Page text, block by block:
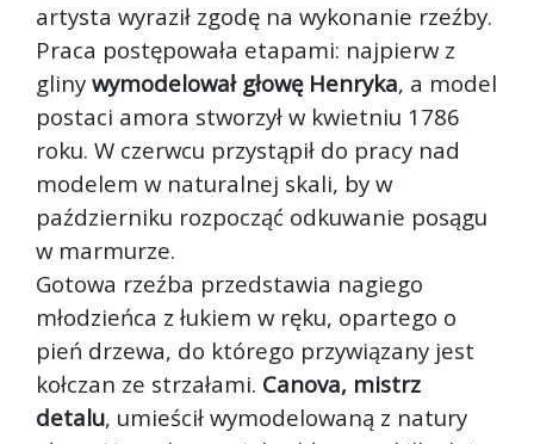
artysta wyraził zgodę na wykonanie rzeźby.
Praca postępowała etapami: najpierw z
gliny wymodelował głowę Henryka, a model
postaci amora stworzył w kwietniu 1786
roku. W czerwcu przystąpił do pracy nad
modelem w naturalnej skali, by w
październiku rozpocząć odkuwanie posągu
w marmurze.
Gotowa rzeźba przedstawia nagiego
młodzieńca z łukiem w ręku, opartego o
pień drzewa, do którego przywiązany jest
kołczan ze strzałami. Canova, mistrz
detalu, umieścił wymodelowaną z natury